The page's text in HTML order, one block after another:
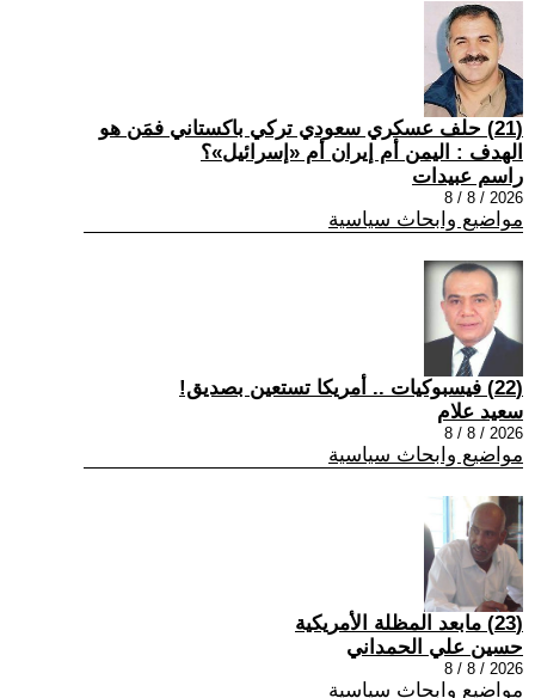
(21) حلف عسكري سعودي تركي باكستاني فمَن هو
الهدف : اليمن أم إيران أم «إسرائيل»؟
راسم عبيدات
2026 / 8 / 8
مواضيع وابحاث سياسية
(22) فيسبوكيات .. أمريكا تستعين بصديق!
سعيد علام
2026 / 8 / 8
مواضيع وابحاث سياسية
(23) مابعد المظلة الأمريكية
حسين علي الحمداني
2026 / 8 / 8
مواضيع وابحاث سياسية